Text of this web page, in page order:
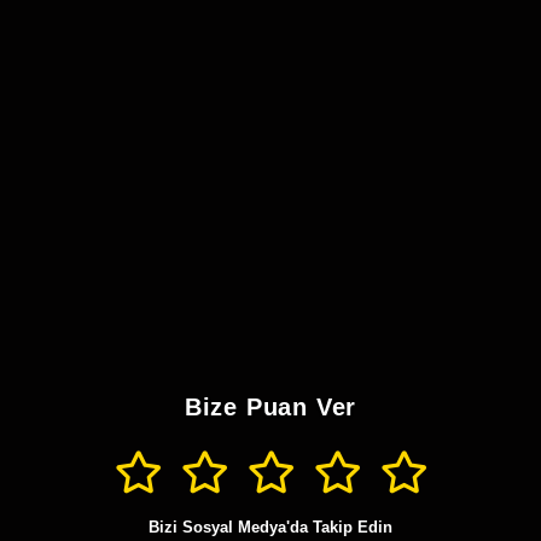
Bize Puan Ver
Bizi Sosyal Medya'da Takip Edin